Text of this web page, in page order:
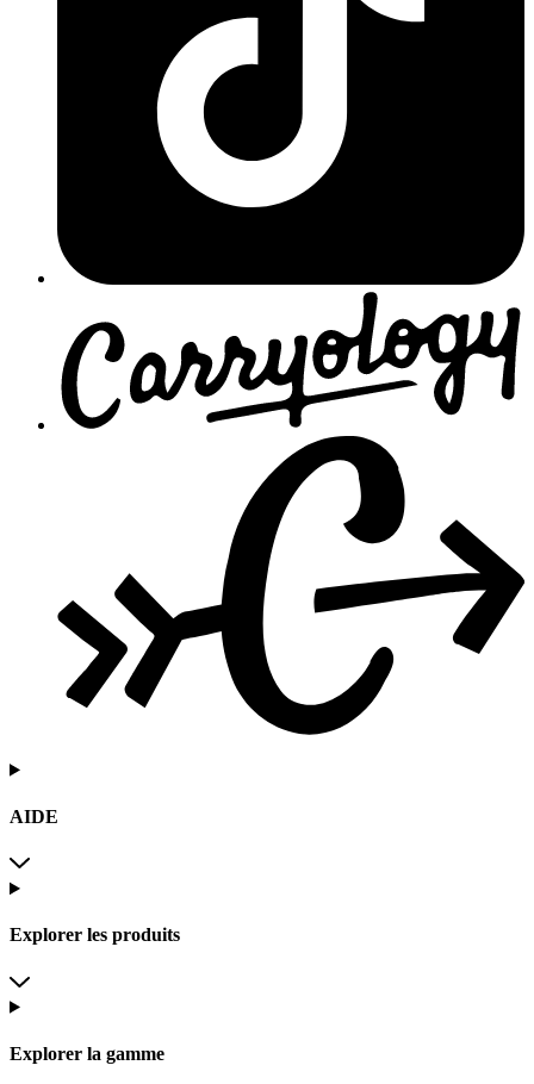
AIDE
Explorer les produits
Explorer la gamme